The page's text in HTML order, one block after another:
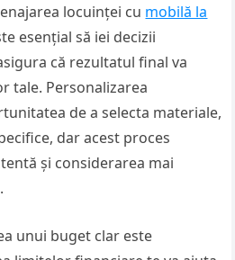
locuinței cu mobilă la
esențial să iei decizii
că rezultatul final va
tale. Personalizarea
de a selecta materiale,
dar acest proces
și considerarea mai
unui buget clar este